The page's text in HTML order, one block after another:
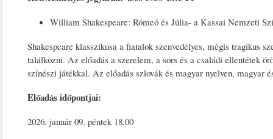
William Shakespeare: Rómeó és Júlia- a Kassai Nemzeti
Shakespeare klasszikusa a fiatalok szenvedélyes, mégis tragikus
találkozni. Az előadás a szerelem, a sors és a családi ellentétek
színészi játékkal. Az előadás szlovák és magyar nyelven, magyar
Előadás időpontjai:
2026. január 09. péntek 18.00